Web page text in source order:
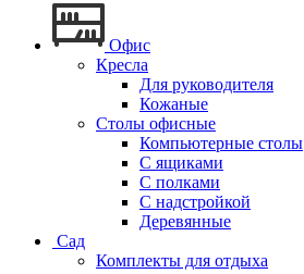
Офис
Кресла
Для руководителя
Кожаные
Столы офисные
Компьютерные столы
С ящиками
С полками
С надстройкой
Деревянные
Сад
Комплекты для отдыха